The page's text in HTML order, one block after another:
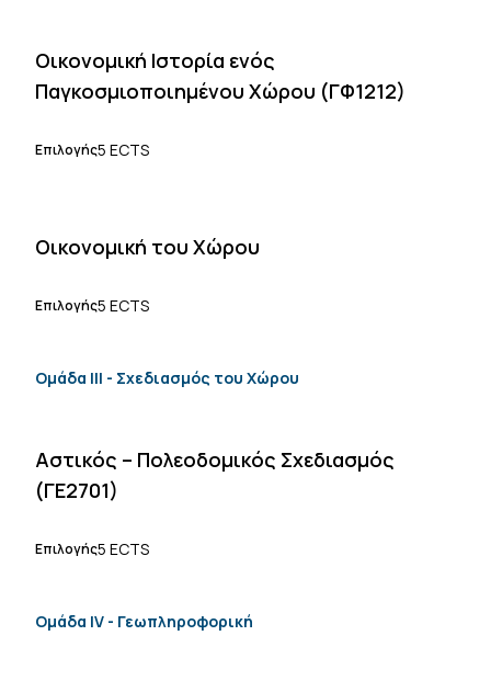
Οικονομική Ιστορία ενός
Παγκοσμιοποιημένου Χώρου (ΓΦ1212)
Επιλογής5 ECTS
Οικονομική του Χώρου
Επιλογής5 ECTS
Ομάδα ΙΙΙ - Σχεδιασμός του Χώρου
Αστικός – Πολεοδομικός Σχεδιασμός
(ΓΕ2701)
Επιλογής5 ECTS
Ομάδα IV - Γεωπληροφορική